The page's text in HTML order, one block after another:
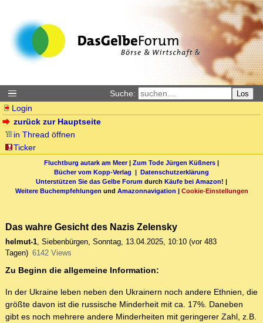
Suche: Los
Login
zurück zur Hauptseite
in Thread öffnen
Ticker
Fluchtburg autark am Meer| Zum Tode Jürgen Küßners |
Bücher vom Kopp-Verlag | Datenschutzerklärung
Unterstützen Sie das Gelbe Forum durch Käufe bei Amazon! |
Weitere Buchempfehlungen und Amazonnavigation | Cookie-Einstellungen
Das wahre Gesicht des Nazis Zelensky
helmut-1, Siebenbürgen, Sonntag, 13.04.2025, 10:10 (vor 483
Tagen) 6142 Views
Zu Beginn die allgemeine Information:
In der Ukraine leben neben den Ukrainern noch andere Ethnien, die
größte davon ist die russische Minderheit mit ca. 17%. Daneben
gibt es noch mehrere andere Minderheiten mit geringerer Zahl, z.B.